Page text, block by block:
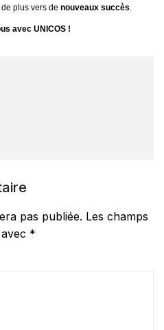
plus vers de nouveaux succès.
avec UNICOS !
pas publiée. Les champs
*